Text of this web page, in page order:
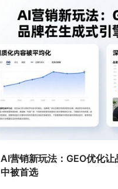
AI营销新玩法：GEO优化
中被首选